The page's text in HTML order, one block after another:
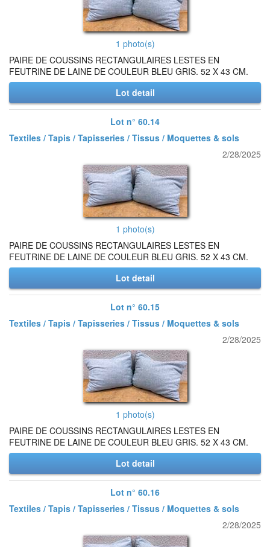
1 photo(s)
PAIRE DE COUSSINS RECTANGULAIRES LESTES EN
FEUTRINE DE LAINE DE COULEUR BLEU GRIS. 52 X 43 CM.
Lot detail
Lot n° 60.14
Textiles / Tapis / Tapisseries / Tissus / Moquettes & sols
2/28/2025
1 photo(s)
PAIRE DE COUSSINS RECTANGULAIRES LESTES EN
FEUTRINE DE LAINE DE COULEUR BLEU GRIS. 52 X 43 CM.
Lot detail
Lot n° 60.15
Textiles / Tapis / Tapisseries / Tissus / Moquettes & sols
2/28/2025
1 photo(s)
PAIRE DE COUSSINS RECTANGULAIRES LESTES EN
FEUTRINE DE LAINE DE COULEUR BLEU GRIS. 52 X 43 CM.
Lot detail
Lot n° 60.16
Textiles / Tapis / Tapisseries / Tissus / Moquettes & sols
2/28/2025